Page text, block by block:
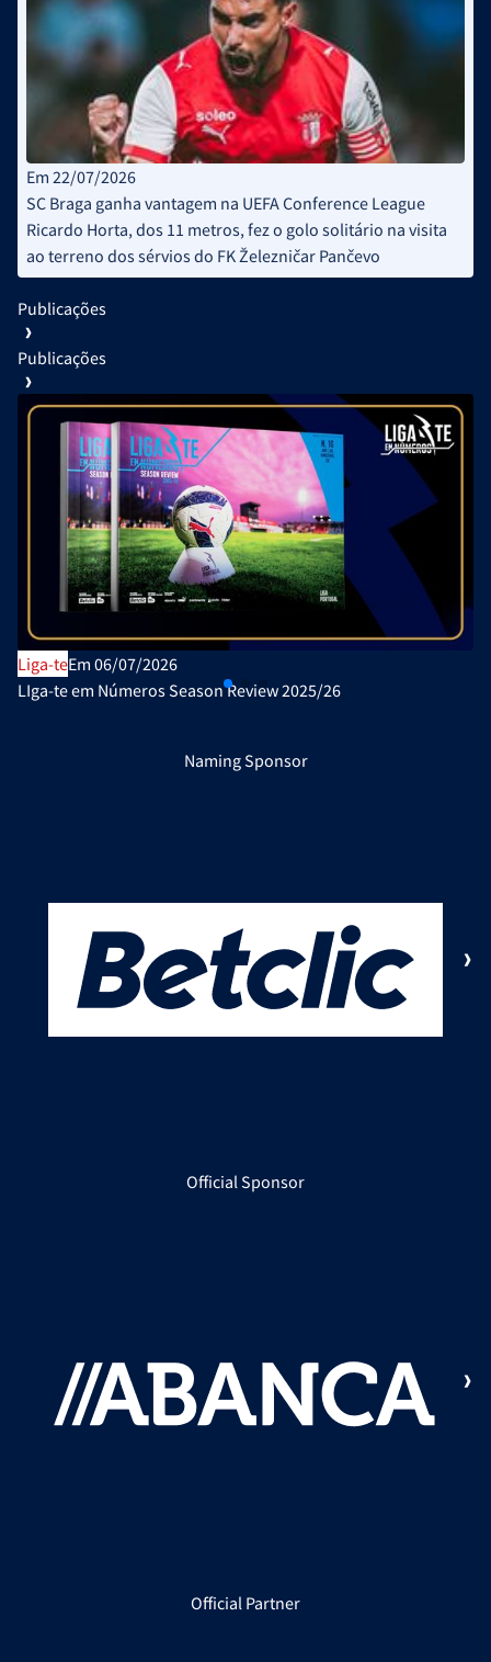
Publicações
Publicações
Liga-teEm 06/07/2026
LIga-te em Números Season Review 2025/26
Em 22/07/2026
SC Braga ganha vantagem na UEFA Conference League
Ricardo Horta, dos 11 metros, fez o golo solitário na visita
ao terreno dos sérvios do FK Železničar Pančevo
Naming Sponsor
Official Sponsor
Official Partner